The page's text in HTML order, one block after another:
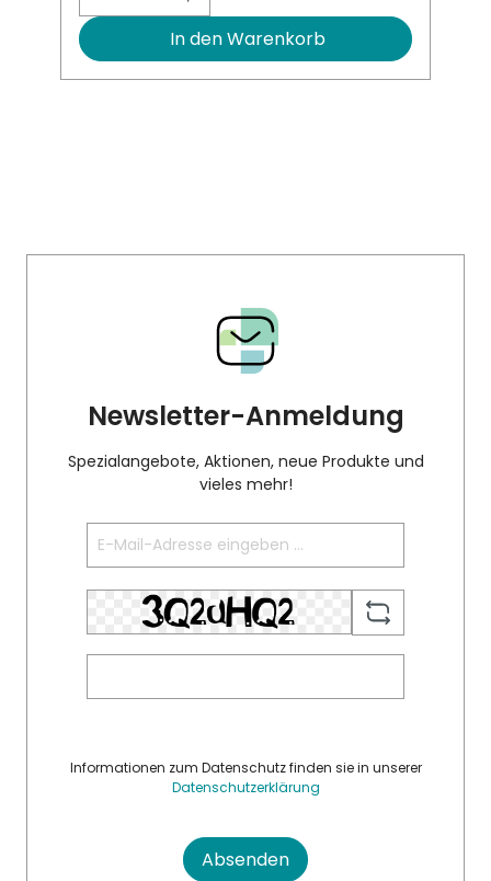
In den Warenkorb
Newsletter-Anmeldung
Spezialangebote, Aktionen, neue Produkte und
vieles mehr!
Informationen zum Datenschutz finden sie in unserer
Datenschutzerklärung
Absenden